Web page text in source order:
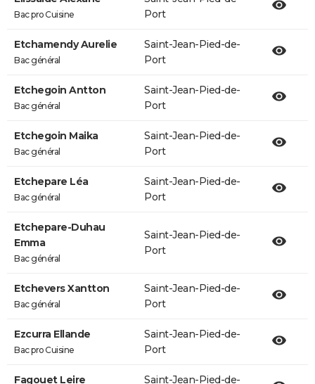
Bac pro Cuisine
Port
Etchamendy Aurelie
Bac général
Saint-Jean-Pied-de-
Port
Etchegoin Antton
Bac général
Saint-Jean-Pied-de-
Port
Etchegoin Maika
Bac général
Saint-Jean-Pied-de-
Port
Etchepare Léa
Bac général
Saint-Jean-Pied-de-
Port
Etchepare-Duhau
Emma
Bac général
Saint-Jean-Pied-de-
Port
Etchevers Xantton
Bac général
Saint-Jean-Pied-de-
Port
Ezcurra Ellande
Bac pro Cuisine
Saint-Jean-Pied-de-
Port
Fagouet Leire
Saint-Jean-Pied-de-